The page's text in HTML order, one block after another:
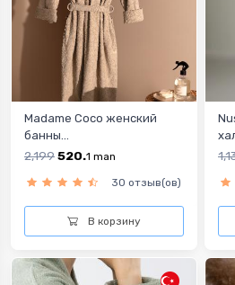
Madame Coco женский
банны...
2,199520.1 man
30 отзыв(ов)
В корзину